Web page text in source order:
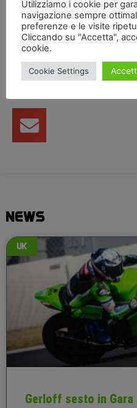
Condividi articolo
NEWS
UK
Gerloff sesto in Gara
Utilizziamo i cookie per
navigazione sempre
preferenze e le visite
Cliccando su "Accetta",
cookie.
Cookie Settings